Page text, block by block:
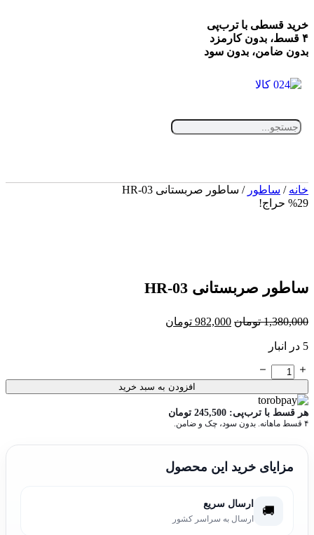
خرید قسطی با ترب‌پی
۴ قسط، بدون کارمزد
بدون ضامن، بدون سود
خانه / ساطور / ساطور صربستانی HR-03
%29 حراج!
ساطور صربستانی HR-03
1,380,000 تومان 982,000 تومان
5 در انبار
افزودن به سبد خرید
هر قسط با ترب‌پی: 245,500 تومان
۴ قسط ماهانه. بدون سود، چک و ضامن.
مزایای خرید این محصول
🚚 ارسال سریع
ارسال به سراسر کشور